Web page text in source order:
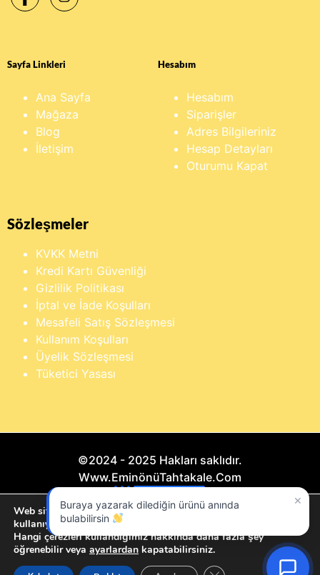
Sayfa Linkleri
Ana Sayfa
Mağaza
Blog
İletişim
Hesabım
Hesabım
Siparişler
Adres Bilgileriniz
Hesap Detayları
Oturumu Kapat
Sözleşmeler
KVKK Metni
Kredi Kartı Güvenliği
Gizlilik Politikası
İptal ve İade Koşulları
Mesafeli Satış Sözleşmesi
Kullanım Koşulları
Üyelik Sözleşmesi
Tüketici Yasası
©2024 - 2025 Hakları saklıdır.
Www.EminönüTahtakale.Com
Bu website "Sosyal Megapixel" projesidir.
×
Buraya yazarak dilediğin ürünü anında
bulabilirsin
Web sitemizde size en iyi deneyimi sunmak için çerezleri
kullanıyoruz.
Hangi çerezleri kullandığımız hakkında daha fazla şey
öğrenebilir veya ayarlardan kapatabilirsiniz.